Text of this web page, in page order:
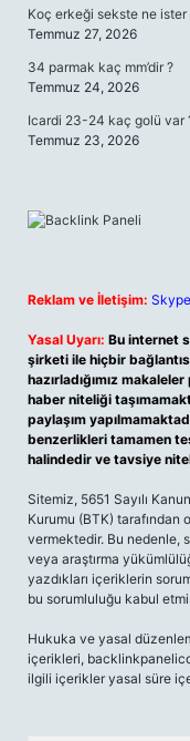
Koç erkeği sekste ne ister
Temmuz 27, 2026
34 parmak kaç mm’dir ?
Temmuz 24, 2026
Icardi 23-24 kaç golü var
Temmuz 23, 2026
Reklam ve İletişim:
Yasal Uyarı: Bu internet
şirketi ile hiçbir
hazırladığımız
haber niteliği
paylaşım
benzerlikleri tamamen
halindedir ve tavsiye
Sitemiz, 5651 Sayılı
Kurumu (BTK) tarafından
vermektedir. Bu nedenle,
veya araştırma
yazdıkları içeriklerin
bu sorumluluğu kabul
Hukuka ve yasal
içerikleri,
ilgili içerikler yasal süre